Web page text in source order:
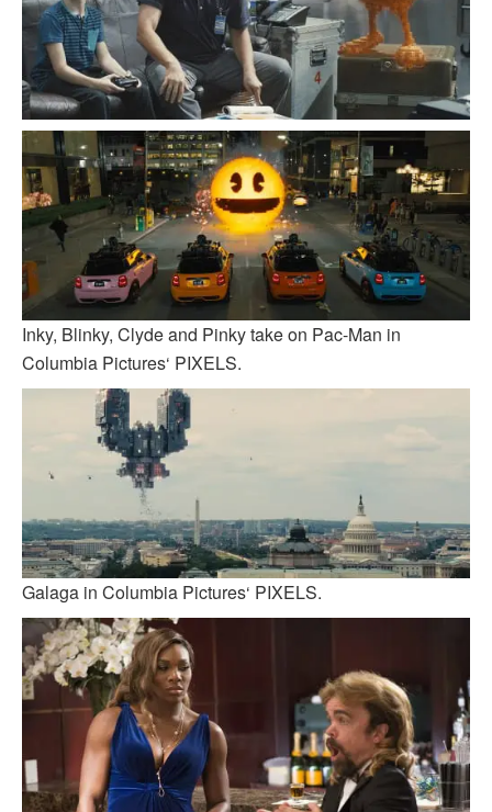
Inky, Blinky, Clyde and Pinky take on Pac-Man in
Columbia Pictures‘ PIXELS.
Galaga in Columbia Pictures‘ PIXELS.